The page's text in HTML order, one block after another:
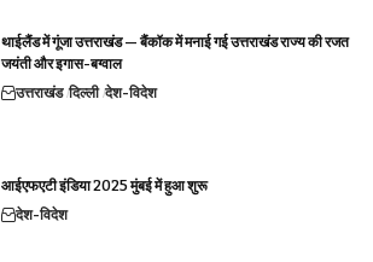
थाईलैंड में गूंजा उत्तराखंड — बैंकॉक में मनाई गई उत्तराखंड राज्य की रजत
जयंती और इगास-बग्वाल
उत्तराखंड दिल्ली देश-विदेश
आईएफएटी इंडिया 2025 मुंबई में हुआ शुरू
देश-विदेश